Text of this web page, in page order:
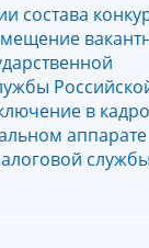
состава
в
аппарате